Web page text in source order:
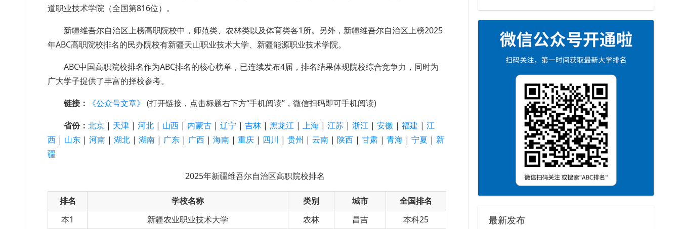
道职业技术学院（全国第816位）。
新疆维吾尔自治区上榜高职院校中，师范类、农林类以及体育类各1所。另外，新疆维吾尔自治区上榜2025
年ABC高职院校排名的民办院校有新疆天山职业技术大学、新疆能源职业技术学院。
ABC中国高职院校排名作为ABC排名的核心榜单，已连续发布4届，排名结果体现院校综合竞争力，同时为
广大学子提供了丰富的择校参考。
链接：
《公众号文章》 (打开链接，点击标题右下方“手机阅读”，微信扫码即可手机阅读)
省份： 北京 | 天津 | 河北 | 山西 | 内蒙古 | 辽宁 | 吉林 | 黑龙江 | 上海 | 江苏 | 浙江 | 安徽 | 福建 | 江
西 | 山东 | 河南 | 湖北 | 湖南 | 广东 | 广西 | 海南 | 重庆 | 四川 | 贵州 | 云南 | 陕西 | 甘肃 | 青海 | 宁夏 | 新
疆
2025年新疆维吾尔自治区高职院校排名
排名 学校名称 类别 城市
全国排名
本1
新疆农业职业技术大学 农林 昌吉
本科25
最新发布